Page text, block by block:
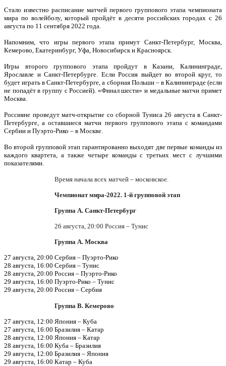
Стало известно расписание матчей первого группового этапа чемпионата
мира по волейболу, который пройдёт в десяти российских городах с 26
августа по 11 сентября 2022 года.
Напомним, что игры первого этапа примут Санкт-Петербург, Москва,
Кемерово, Екатеринбург, Уфа, Новосибирск и Красноярск.
Игры второго группового этапа пройдут в Казани, Калининграде,
Ярославле и Санкт-Петербурге. Если Россия выйдет во второй круг, то
будет играть в Санкт-Петербурге, а сборная Польши – в Калининграде (если
не попадёт в группу с Россией). «Финал шести» и медальные матчи примет
Москва.
Россияне проведут матч-открытие со сборной Туниса 26 августа в Санкт-
Петербурге, а оставшиеся матчи первого группового этапа с командами
Сербии и Пуэрто-Рико – в Москве.
Во второй групповой этап гарантированно выходят две первые команды из
каждого квартета, а также четыре команды с третьих мест с лучшими
показателями.
Время начала всех матчей – московское.
Чемпионат мира-2022. 1-й групповой этап
Группа А. Санкт-Петербург
26 августа, 20:00 Россия – Тунис
Группа А. Москва
27 августа, 20:00 Сербия – Пуэрто-Рико
28 августа, 16:00 Сербия – Тунис
28 августа, 20:00 Россия – Пуэрто-Рико
29 августа, 16:00 Пуэрто-Рико – Тунис
29 августа, 20:00 Россия – Сербия
Группа В. Кемерово
27 августа, 12:00 Япония – Куба
27 августа, 16:00 Бразилия – Катар
28 августа, 12:00 Япония – Катар
28 августа, 16:00 Куба – Бразилия
29 августа, 12:00 Бразилия – Япония
29 августа, 16:00 Катар – Куба